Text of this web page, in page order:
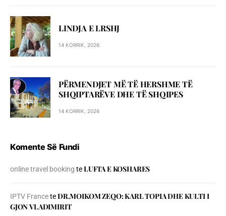
LINDJA E LRSHJ
14 KORRIK, 2026
PËRMENDJET MË TË HERSHME TË
SHQIPTARËVE DHE TË SHQIPES
14 KORRIK, 2026
Komente Së Fundi
online travel booking teLUFTA E KOSHARES
IPTV FranceteDR.MOIKOM ZEQO: KARL TOPIA DHE KULTI I
GJON VLADIMIRIT